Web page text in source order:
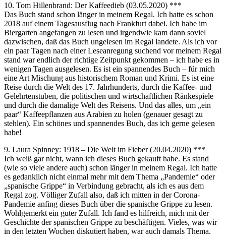
10. Tom Hillenbrand: Der Kaffeedieb (03.05.2020) ***
Das Buch stand schon länger in meinem Regal. Ich hatte es schon
2018 auf einem Tagesausflug nach Frankfurt dabei. Ich habe im
Biergarten angefangen zu lesen und irgendwie kam dann soviel
dazwischen, daß das Buch ungelesen im Regal landete. Als ich vor
ein paar Tagen nach einer Leseanregung suchend vor meinem Regal
stand war endlich der richtige Zeitpunkt gekommen – ich habe es in
wenigen Tagen ausgelesen. Es ist ein spannendes Buch – für mich
eine Art Mischung aus historischem Roman und Krimi. Es ist eine
Reise durch die Welt des 17. Jahrhunderts, durch die Kaffee- und
Gelehrtenstuben, die politischen und wirtschaftlichen Ränkespiele
und durch die damalige Welt des Reisens. Und das alles, um „ein
paar“ Kaffeepflanzen aus Arabien zu holen (genauer gesagt zu
stehlen). Ein schönes und spannendes Buch, das ich gerne gelesen
habe!
9. Laura Spinney: 1918 – Die Welt im Fieber (20.04.2020) ***
Ich weiß gar nicht, wann ich dieses Buch gekauft habe. Es stand
(wie so viele andere auch) schon länger in meinem Regal. Ich hatte
es gedanklich nicht einmal mehr mit dem Thema „Pandemie“ oder
„spanische Grippe“ in Verbindung gebracht, als ich es aus dem
Regal zog. Völliger Zufall also, daß ich mitten in der Corona-
Pandemie anfing dieses Buch über die spanische Grippe zu lesen.
Wohlgemerkt ein guter Zufall. Ich fand es hilfreich, mich mit der
Geschichte der spanischen Grippe zu beschäftigen. Vieles, was wir
in den letzten Wochen diskutiert haben, war auch damals Thema.